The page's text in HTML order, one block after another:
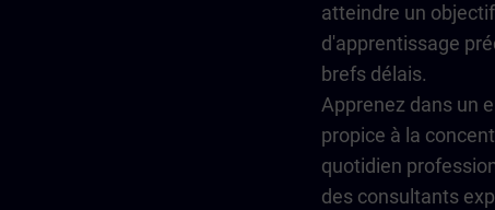
atteindre un objectif
d'apprentissage
brefs délais.
Apprenez dans un
propice à la
quotidien
des consultants